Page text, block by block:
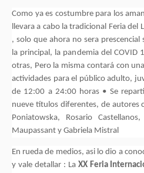
Como ya es costumbre para los
llevara a cabo la tradicional Feria del
, solo que ahora no sera
la principal, la pandemia del COVID
otras, Pero la misma contará con
actividades para el público adulto,
de 12:00 a 24:00 horas • Se
nueve títulos diferentes, de autores
Poniatowska, Rosario
Maupassant y Gabriela Mistral
En rueda de medios, asi lo dio a
y vale detallar : La XX Feria